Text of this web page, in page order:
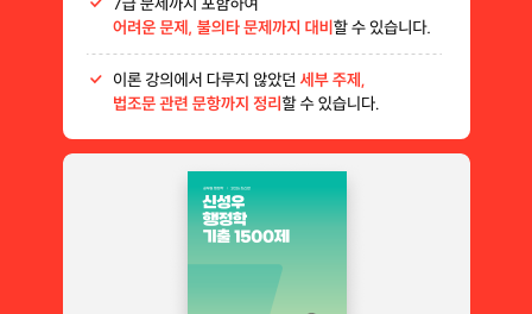
10개년 기출 중 반드시 알아야 할 1500제를 엄선해 중요한 주제를
7급 문제까지 포함하여 어려운 문제, 불의타 문제까지 대비할 수
이론 강의에서 다루지 않았던 세부 주제, 법조문 관련 문항까지 정